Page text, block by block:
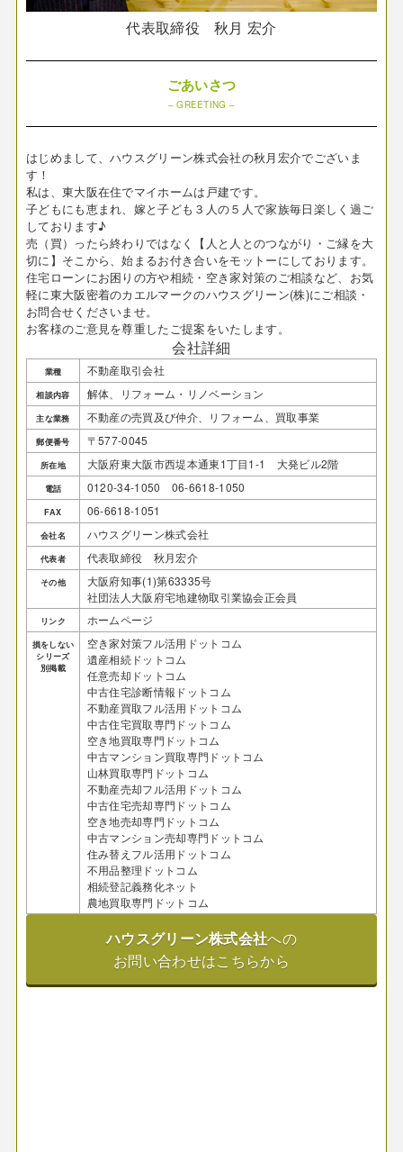
代表取締役 秋月 宏介
ごあいさつ
– GREETING –
はじめまして、ハウスグリーン株式会社の秋月宏介でございま
す！
私は、東大阪在住でマイホームは戸建です。
子どもにも恵まれ、嫁と子ども３人の５人で家族毎日楽しく過ご
しております♪
売（買）ったら終わりではなく【人と人とのつながり・ご縁を大
切に】そこから、始まるお付き合いをモットーにしております。
住宅ローンにお困りの方や相続・空き家対策のご相談など、お気
軽に東大阪密着のカエルマークのハウスグリーン(株)にご相談・
お問合せくださいませ。
お客様のご意見を尊重したご提案をいたします。
会社詳細
業種 不動産取引会社
相談内容 解体、リフォーム・リノベーション
主な業務 不動産の売買及び仲介、リフォーム、買取事業
郵便番号 〒577-0045
所在地 大阪府東大阪市西堤本通東1丁目1-1 大発ビル2階
電話 0120-34-1050 06-6618-1050
FAX 06-6618-1051
会社名 ハウスグリーン株式会社
代表者 代表取締役 秋月宏介
その他
大阪府知事(1)第63335号
社団法人大阪府宅地建物取引業協会正会員
リンク ホームページ
損をしない
シリーズ
別掲載
空き家対策フル活用ドットコム
遺産相続ドットコム
任意売却ドットコム
中古住宅診断情報ドットコム
不動産買取フル活用ドットコム
中古住宅買取専門ドットコム
空き地買取専門ドットコム
中古マンション買取専門ドットコム
山林買取専門ドットコム
不動産売却フル活用ドットコム
中古住宅売却専門ドットコム
空き地売却専門ドットコム
中古マンション売却専門ドットコム
住み替えフル活用ドットコム
不用品整理ドットコム
相続登記義務化ネット
農地買取専門ドットコム
ハウスグリーン株式会社への
お問い合わせはこちらから